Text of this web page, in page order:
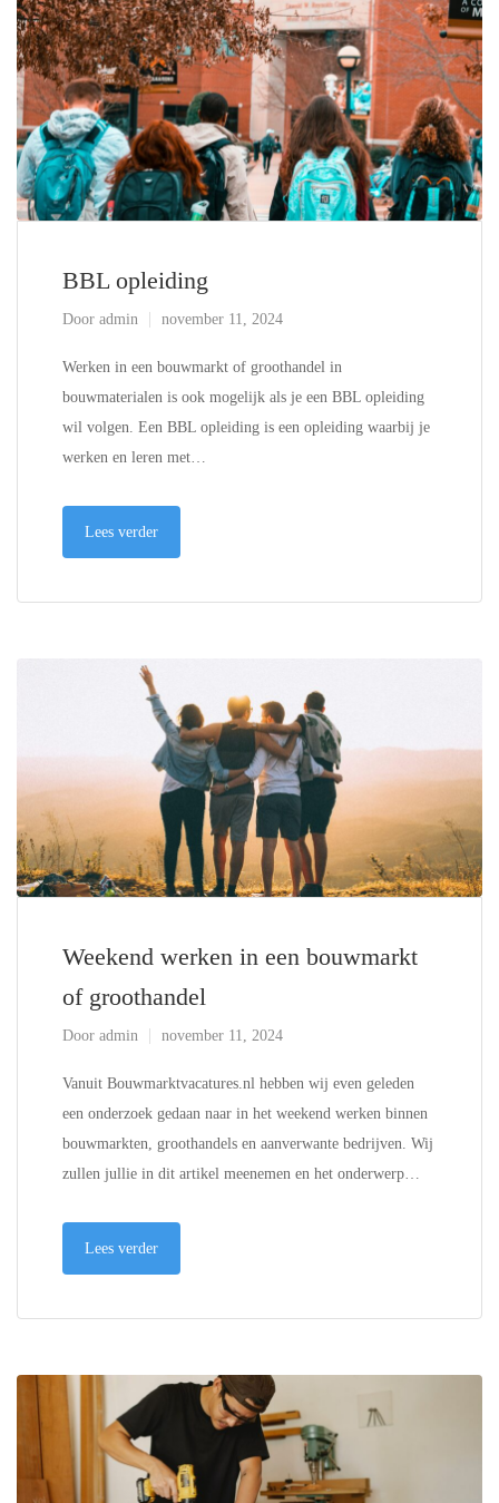
BBL opleiding
Door admin november 11, 2024
Werken in een bouwmarkt of groothandel in
bouwmaterialen is ook mogelijk als je een BBL opleiding
wil volgen. Een BBL opleiding is een opleiding waarbij je
werken en leren met…
Lees verder
Weekend werken in een bouwmarkt
of groothandel
Door admin november 11, 2024
Vanuit Bouwmarktvacatures.nl hebben wij even geleden
een onderzoek gedaan naar in het weekend werken binnen
bouwmarkten, groothandels en aanverwante bedrijven. Wij
zullen jullie in dit artikel meenemen en het onderwerp…
Lees verder